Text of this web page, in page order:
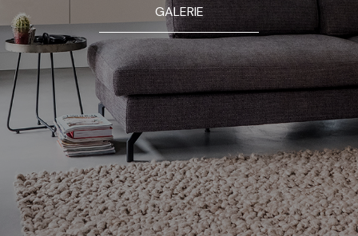
GALERIE